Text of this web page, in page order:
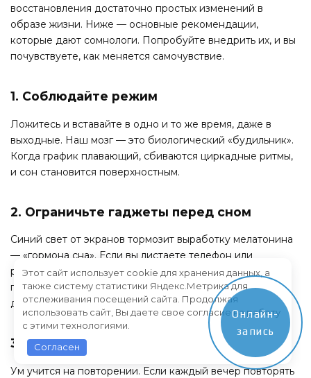
восстановления достаточно простых изменений в
образе жизни. Ниже — основные рекомендации,
которые дают сомнологи. Попробуйте внедрить их, и вы
почувствуете, как меняется самочувствие.
1. Соблюдайте режим
Ложитесь и вставайте в одно и то же время, даже в
выходные. Наш мозг — это биологический «будильник».
Когда график плавающий, сбиваются циркадные ритмы,
и сон становится поверхностным.
2. Ограничьте гаджеты перед сном
Синий свет от экранов тормозит выработку мелатонина
— «гормона сна». Если вы листаете телефон или
работаете за ноутбуком до полуночи, мозг просто не
понимает, что пора отдыхать. Решение: минимум за час
до сна — «цифровой детокс».
3. Создайте ритуалы расслабления
Ум учится на повторении. Если каждый вечер повторять
Онлайн-
запись
Этот сайт использует cookie для хранения данных, а
также систему статистики Яндекс.Метрика для
отслеживания посещений сайта. Продолжая
использовать сайт, Вы даете свое согласие на работу
с этими технологиями.
Согласен